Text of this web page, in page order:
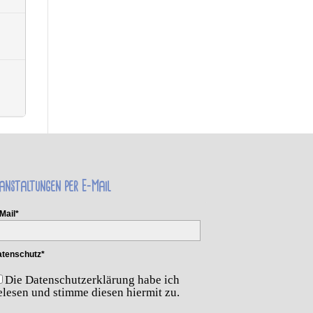
per E-Mail
Die Datenschutzerklärung habe ich
und stimme diesen hiermit zu.